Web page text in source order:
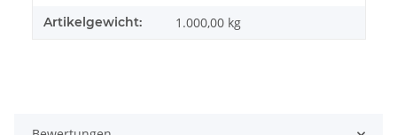
Artikelgewicht: 1.000,00 kg